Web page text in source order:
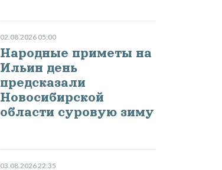
02.08.2026 05:00
Народные приметы на
Ильин день
предсказали
Новосибирской
области суровую зиму
03.08.2026 22:35